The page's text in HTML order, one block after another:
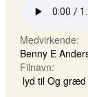
Medvirkende:
Benny E
Filnavn:
lyd til Og græd